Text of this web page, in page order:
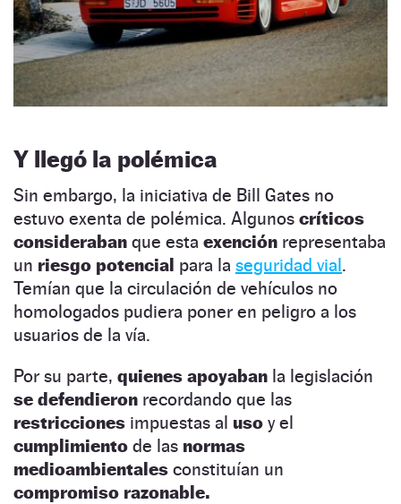
Y llegó la polémica
Sin embargo, la iniciativa de Bill Gates no
estuvo exenta de polémica. Algunos críticos
consideraban que esta exención representaba
un riesgo potencial para la seguridad vial.
Temían que la circulación de vehículos no
homologados pudiera poner en peligro a los
usuarios de la vía.
Por su parte, quienes apoyaban la legislación
se defendieron recordando que las
restricciones impuestas al uso y el
cumplimiento de las normas
medioambientales constituían un
compromiso razonable.